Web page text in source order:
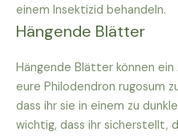
einem Insektizid behandeln.
Hängende Blätter
Hängende Blätter können ein
eure Philodendron rugosum
dass ihr sie in einem zu
wichtig, dass ihr sicherstellt,